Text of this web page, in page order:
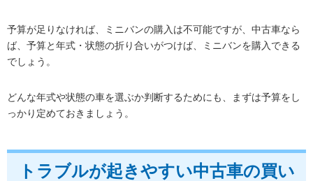
予算が足りなければ、ミニバンの購入は不可能ですが、中古車なら
ば、予算と年式・状態の折り合いがつけば、ミニバンを購入できる
でしょう。
どんな年式や状態の車を選ぶか判断するためにも、まずは予算をし
っかり定めておきましょう。
トラブルが起きやすい中古車の買い